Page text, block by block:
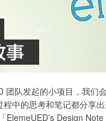
团队发起的小项目，我
中的思考和笔记都分享
ElemeUED’s Design